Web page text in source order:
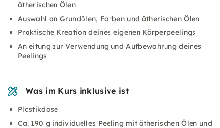
ätherischen Ölen
Auswahl an Grundölen, Farben und ätherischen Ölen
Praktische Kreation deines eigenen Körperpeelings
Anleitung zur Verwendung und Aufbewahrung deines
Peelings
Was im Kurs inklusive ist
Plastikdose
Ca. 190 g individuelles Peeling mit ätherischen Ölen und